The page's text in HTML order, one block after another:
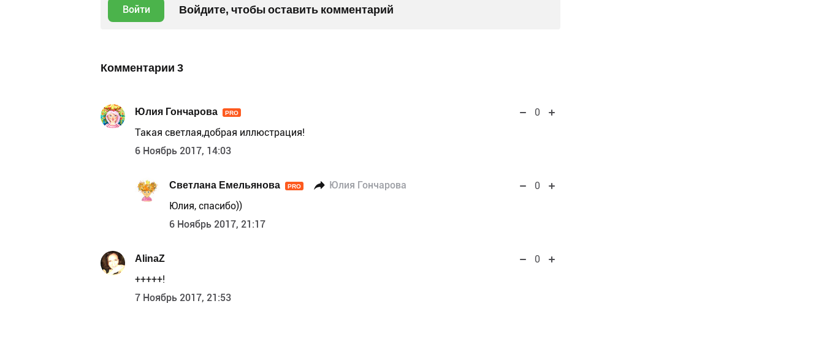
Войти Войдите, чтобы оставить комментарий
Комментарии 3
Юлия Гончарова PRO
0
Такая светлая,добрая иллюстрация!
6 Ноябрь 2017, 14:03
Светлана Емельянова PRO Юлия Гончарова
0
Юлия, спасибо))
6 Ноябрь 2017, 21:17
AlinaZ
0
+++++!
7 Ноябрь 2017, 21:53